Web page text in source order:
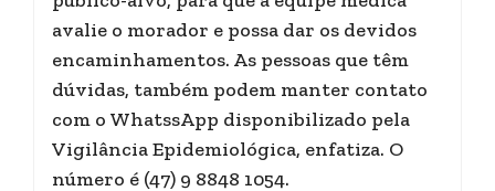
avalie o morador e possa dar os devidos
encaminhamentos. As pessoas que têm
dúvidas, também podem manter contato
com o WhatssApp disponibilizado pela
Vigilância Epidemiológica, enfatiza. O
número é (47) 9 8848 1054.